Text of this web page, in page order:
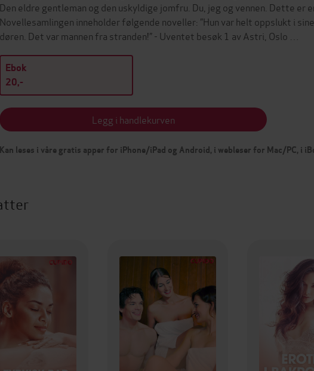
Den eldre gentleman og den uskyldige jomfru. Du, jeg og vennen. Dette er
Novellesamlingen inneholder følgende noveller: ”Hun var helt oppslukt i
døren. Det var mannen fra stranden!” - Uventet besøk 1 av Astri, Oslo …
Ebok
20,-
Legg i handlekurven
Kan leses i våre gratis apper for iPhone/iPad og Android, i webleser for Mac/PC, i